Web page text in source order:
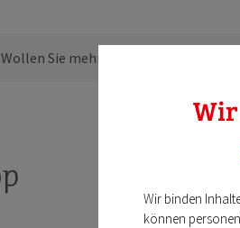
Wollen Sie mehr über Knittelfelder
Wir binden
können